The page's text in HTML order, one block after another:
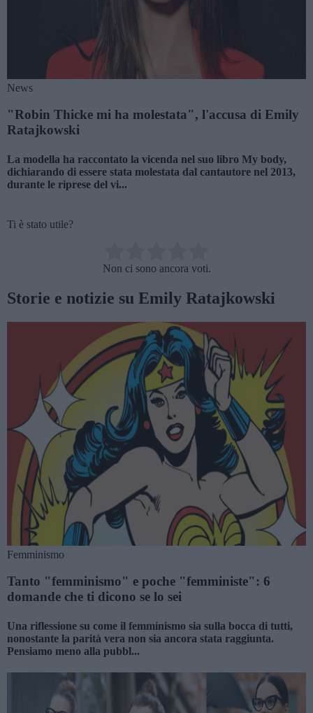
News
"Robin Thicke mi ha molestata", l'accusa di Emily
Ratajkowski
La modella ha raccontato la vicenda nel suo libro My body,
dichiarando di essere stata molestata dal cantautore nel 2013,
durante le riprese del vi...
Ti è stato utile?
Non ci sono ancora voti.
Storie e notizie su Emily Ratajkowski
Femminismo
Tanto "femminismo" e poche "femministe": 6
domande che ti dicono se lo sei
Una riflessione su come il femminismo sia sulla bocca di tutti,
nonostante la parità vera non sia ancora stata raggiunta.
Pensiamo meno alla pubbl...